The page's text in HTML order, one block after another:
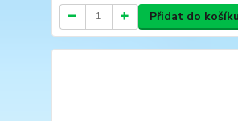
Přidat do košíku